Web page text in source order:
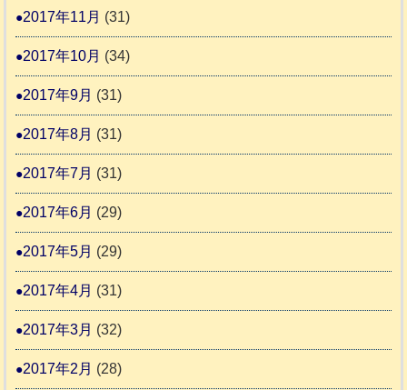
2017年11月 (31)
2017年10月 (34)
2017年9月 (31)
2017年8月 (31)
2017年7月 (31)
2017年6月 (29)
2017年5月 (29)
2017年4月 (31)
2017年3月 (32)
2017年2月 (28)